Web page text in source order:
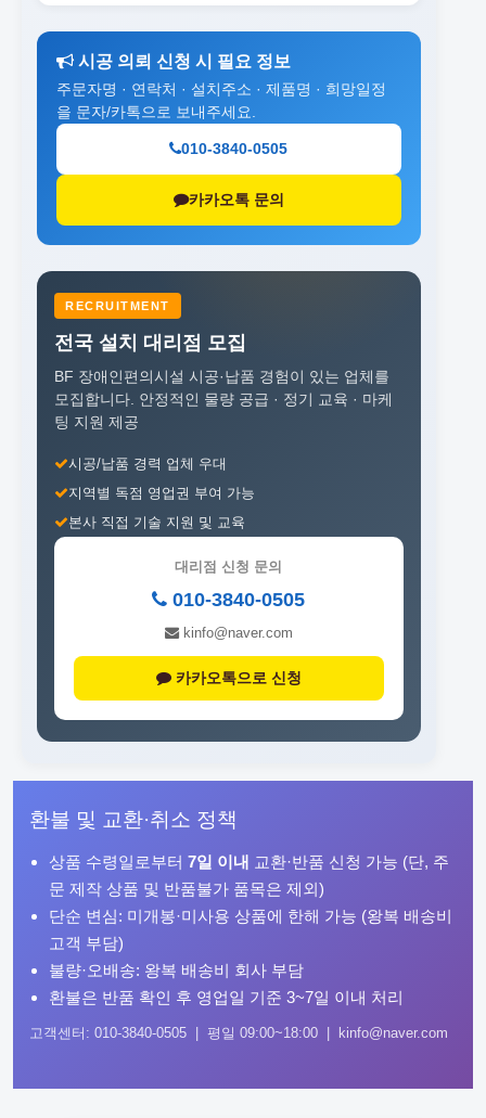
시공 의뢰 신청 시 필요 정보
주문자명 · 연락처 · 설치주소 · 제품명 · 희망일정
을 문자/카톡으로 보내주세요.
010-3840-0505
카카오톡 문의
RECRUITMENT
전국 설치 대리점 모집
BF 장애인편의시설 시공·납품 경험이 있는 업체를
모집합니다. 안정적인 물량 공급 · 정기 교육 · 마케
팅 지원 제공
시공/납품 경력 업체 우대
지역별 독점 영업권 부여 가능
본사 직접 기술 지원 및 교육
대리점 신청 문의
010-3840-0505
kinfo@naver.com
카카오톡으로 신청
환불 및 교환·취소 정책
상품 수령일로부터 7일 이내 교환·반품 신청 가능 (단, 주
문 제작 상품 및 반품불가 품목은 제외)
단순 변심: 미개봉·미사용 상품에 한해 가능 (왕복 배송비
고객 부담)
불량·오배송: 왕복 배송비 회사 부담
환불은 반품 확인 후 영업일 기준 3~7일 이내 처리
고객센터: 010-3840-0505 | 평일 09:00~18:00 | kinfo@naver.com